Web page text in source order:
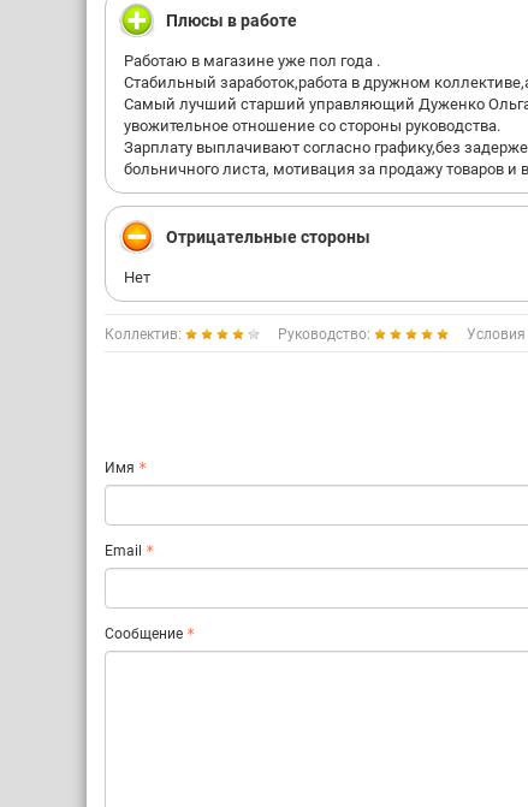
Плюсы в работе
Работаю в магазине уже пол года .
Стабильный заработок,работа в дружном
Самый лучший старший управляющий Дуженко
увожительное отношение со стороны руководства.
Зарплату выплачивают согласно графику,без
больничного листа, мотивация за продажу товаров
Отрицательные стороны
Нет
Коллектив: Руководство: Условия
Имя
Email
Сообщение